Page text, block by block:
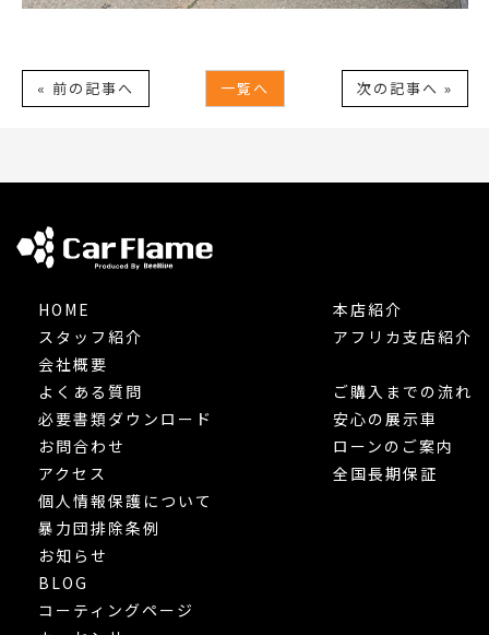
« 前の記事へ 一覧へ 次の記事へ »
HOME
スタッフ紹介
会社概要
本店紹介
アフリカ支店紹介
よくある質問
必要書類ダウンロード
お問合わせ
アクセス
個人情報保護について
暴力団排除条例
お知らせ
BLOG
ご購入までの流れ
安心の展示車
ローンのご案内
全国長期保証
コーティングページ